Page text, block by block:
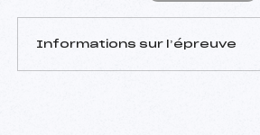
Informations sur l’épreuve